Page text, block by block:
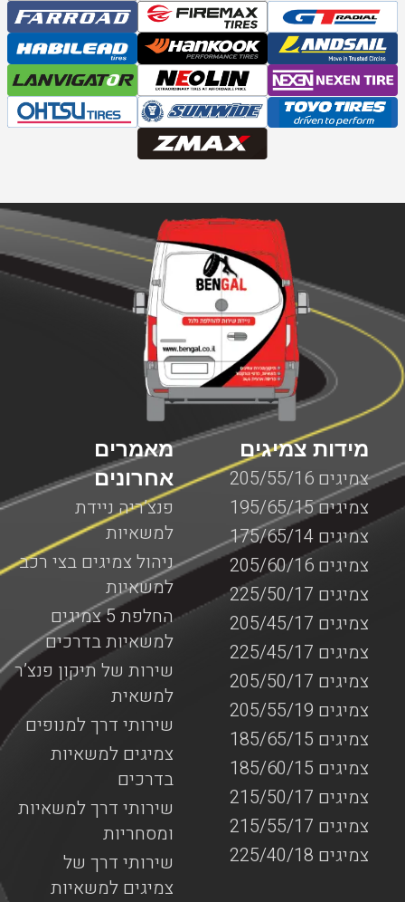
מאמרים
אחרונים
פנצ’ריה ניידת
למשאיות
ניהול צמיגים בצי רכב
למשאיות
החלפת 5 צמיגים
למשאיות בדרכים
שירות של תיקון פנצ’ר
למשאית
שירותי דרך למנופים
צמיגים למשאיות
בדרכים
שירותי דרך למשאיות
ומסחריות
שירותי דרך של
צמיגים למשאיות
מידות צמיגים
צמיגים 205/55/16
צמיגים 195/65/15
צמיגים 175/65/14
צמיגים 205/60/16
צמיגים 225/50/17
צמיגים 205/45/17
צמיגים 225/45/17
צמיגים 205/50/17
צמיגים 205/55/19
צמיגים 185/65/15
צמיגים 185/60/15
צמיגים 215/50/17
צמיגים 215/55/17
צמיגים 225/40/18